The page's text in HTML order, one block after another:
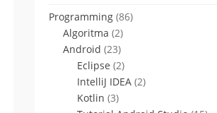
Programming (86)
Algoritma (2)
Android (23)
Eclipse (2)
IntelliJ IDEA (2)
Kotlin (3)